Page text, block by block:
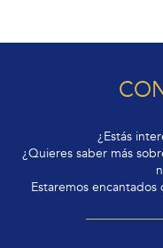
¿Estás
¿Quieres saber más
Estaremos